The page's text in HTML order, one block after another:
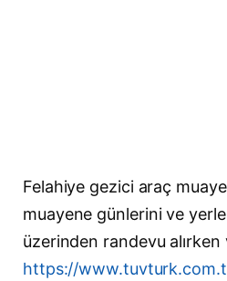
Felahiye gezici araç
muayene günlerini ve
üzerinden randevu alırken
https://